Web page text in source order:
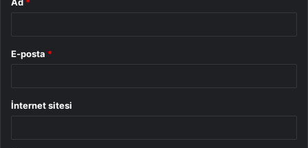
E-posta *
İnternet sitesi